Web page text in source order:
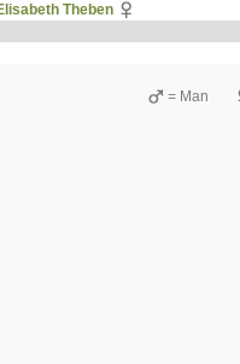
Theben
= Man